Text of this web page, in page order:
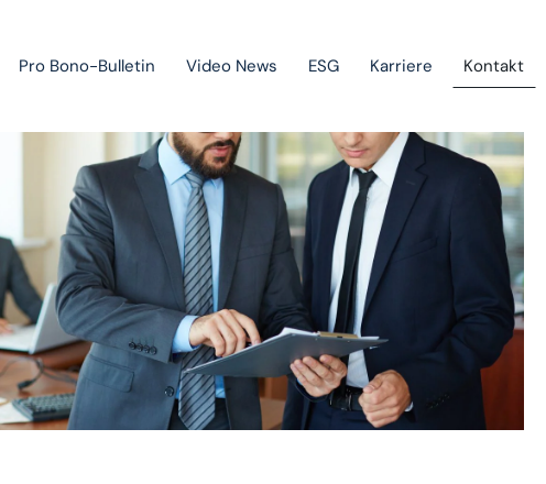
Geltendmachung von Forderungen und Insolvenzverfahren
Staatliche Beihilfen, Projektfinanzierung und
Investitionsförderungen
Europarecht
Immaterialgüterrecht
Green-field & brown-field projects
Pro Bono-Bulletin Video News ESG Karriere Kontakt